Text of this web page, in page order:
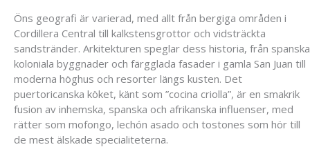
Öns geografi är varierad, med allt från bergiga områden i
Cordillera Central till kalkstensgrottor och vidsträckta
sandstränder. Arkitekturen speglar dess historia, från spanska
koloniala byggnader och färgglada fasader i gamla San Juan till
moderna höghus och resorter längs kusten. Det
puertoricanska köket, känt som ”cocina criolla”, är en smakrik
fusion av inhemska, spanska och afrikanska influenser, med
rätter som mofongo, lechón asado och tostones som hör till
de mest älskade specialiteterna.